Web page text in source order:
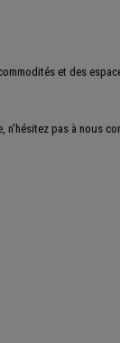
et des
pas à nous